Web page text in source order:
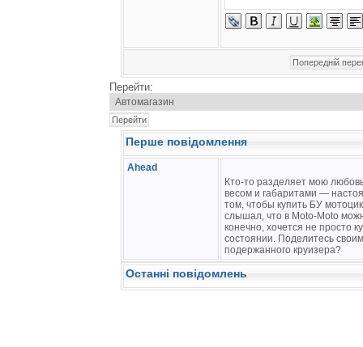
Перейти:
Перше повідомлення
Ahead
Кто-то разделяет мою
весом и габаритами —
том, чтобы купить БУ
слышал, что в Moto-Moto
конечно, хочется не просто
состоянии. Поделитесь
подержанного круизера?
Останні повідомлень